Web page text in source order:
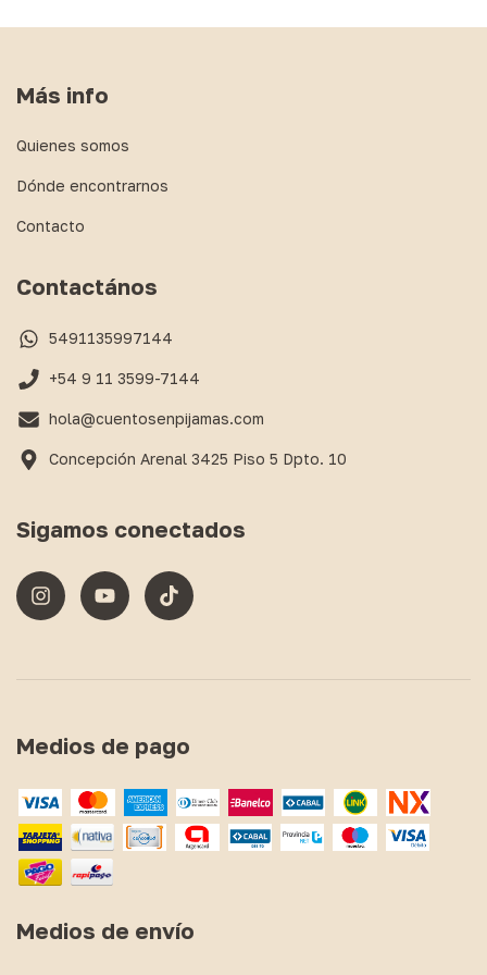
Más info
Quienes somos
Dónde encontrarnos
Contacto
Contactános
5491135997144
+54 9 11 3599-7144
hola@cuentosenpijamas.com
Concepción Arenal 3425 Piso 5 Dpto. 10
Sigamos conectados
Medios de pago
Medios de envío